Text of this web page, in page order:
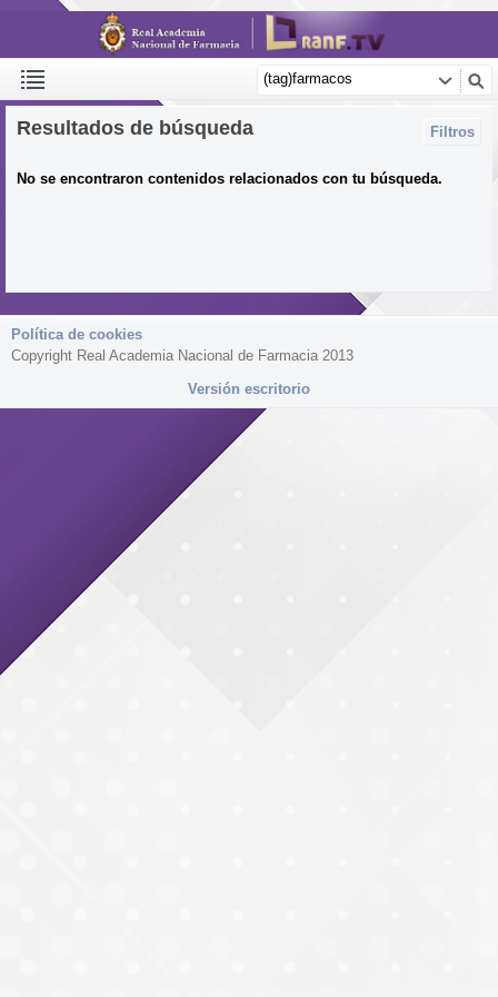
Filtros
Resultados de búsqueda
No se encontraron contenidos relacionados con tu búsqueda.
Política de cookies
Copyright Real Academia Nacional de Farmacia 2013
Versión escritorio